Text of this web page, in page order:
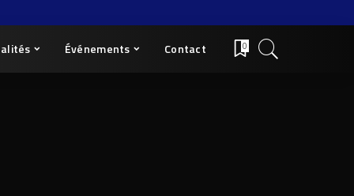
Événements Contact 0